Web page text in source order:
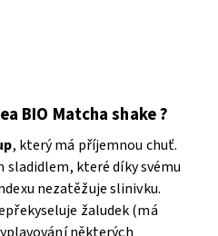
BIO Matcha shake ?
, který má příjemnou chuť.
sladidlem, které díky svému
nezatěžuje slinivku.
žaludek (má